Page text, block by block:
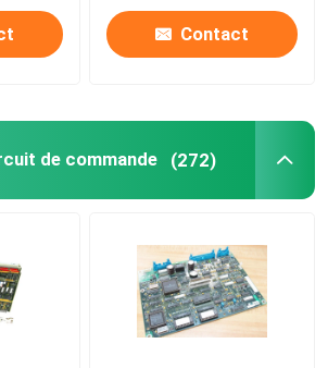
Contact
de commande (272)